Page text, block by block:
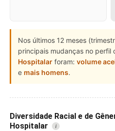
Nos últimos 12 meses
principais mudanças no perfil
Hospitalar foram: volume
e mais homens.
Diversidade Racial e de
Hospitalar
i